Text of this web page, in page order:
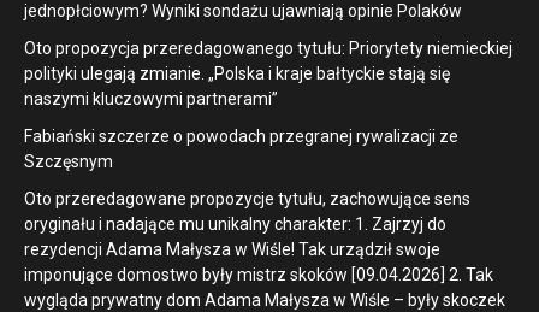
jednopłciowym? Wyniki sondażu ujawniają opinie Polaków
Oto propozycja przeredagowanego tytułu: Priorytety niemieckiej
polityki ulegają zmianie. „Polska i kraje bałtyckie stają się
naszymi kluczowymi partnerami”
Fabiański szczerze o powodach przegranej rywalizacji ze
Szczęsnym
Oto przeredagowane propozycje tytułu, zachowujące sens
oryginału i nadające mu unikalny charakter: 1. Zajrzyj do
rezydencji Adama Małysza w Wiśle! Tak urządził swoje
imponujące domostwo były mistrz skoków [09.04.2026] 2. Tak
wygląda prywatny dom Adama Małysza w Wiśle – były skoczek